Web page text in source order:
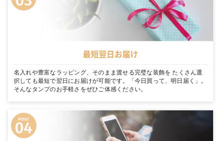
最短翌日お届け
名入れや豊富なラッピング、そのまま渡せる完璧な装飾を たくさん選
択しても最短で翌日にお届けが可能です。「今日買って、明日届く」。
そんなタンプのお手軽さをぜひご体感ください。